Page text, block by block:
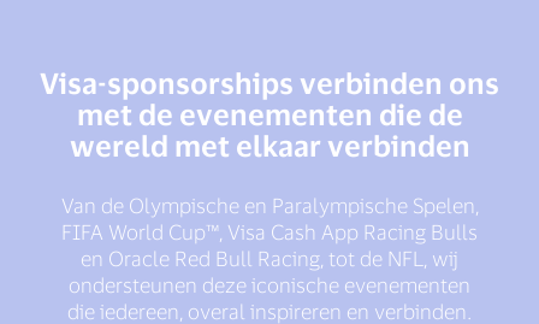
Visa-sponsorships verbinden ons
met de evenementen die de
wereld met elkaar verbinden
Van de Olympische en Paralympische Spelen,
FIFA World Cup™, Visa Cash App Racing Bulls
en Oracle Red Bull Racing, tot de NFL, wij
ondersteunen deze iconische evenementen
die iedereen, overal inspireren en verbinden.